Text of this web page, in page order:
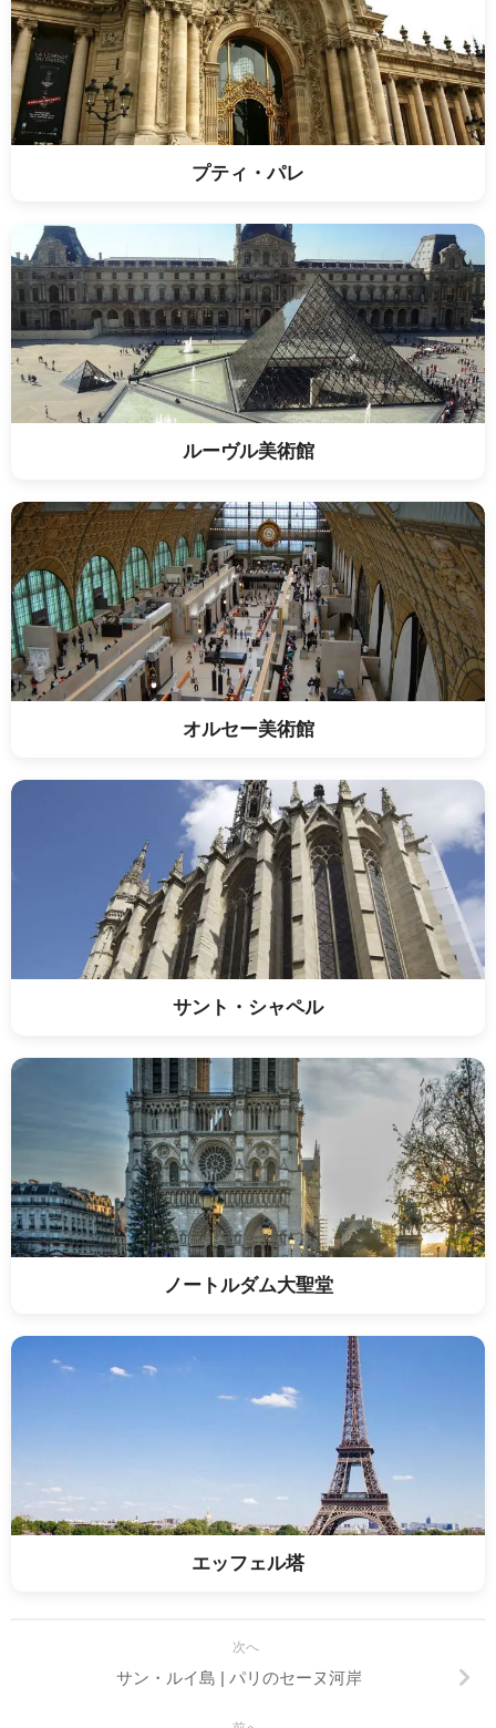
プティ・パレ
ルーヴル美術館
オルセー美術館
サント・シャペル
ノートルダム大聖堂
エッフェル塔
次へ
サン・ルイ島 | パリのセーヌ河岸